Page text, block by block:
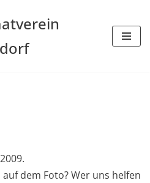
dem Foto? Wer uns helfen